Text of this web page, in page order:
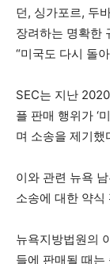
던, 싱가포르, 두
장려하는 명확한
“미국도 다시 돌
SEC는 지난
플 판매 행위가 ‘
며 소송을 제기했
이와 관련 뉴욕
소송에 대한 약식
뉴욕지방법원의
들에 판매될 때는